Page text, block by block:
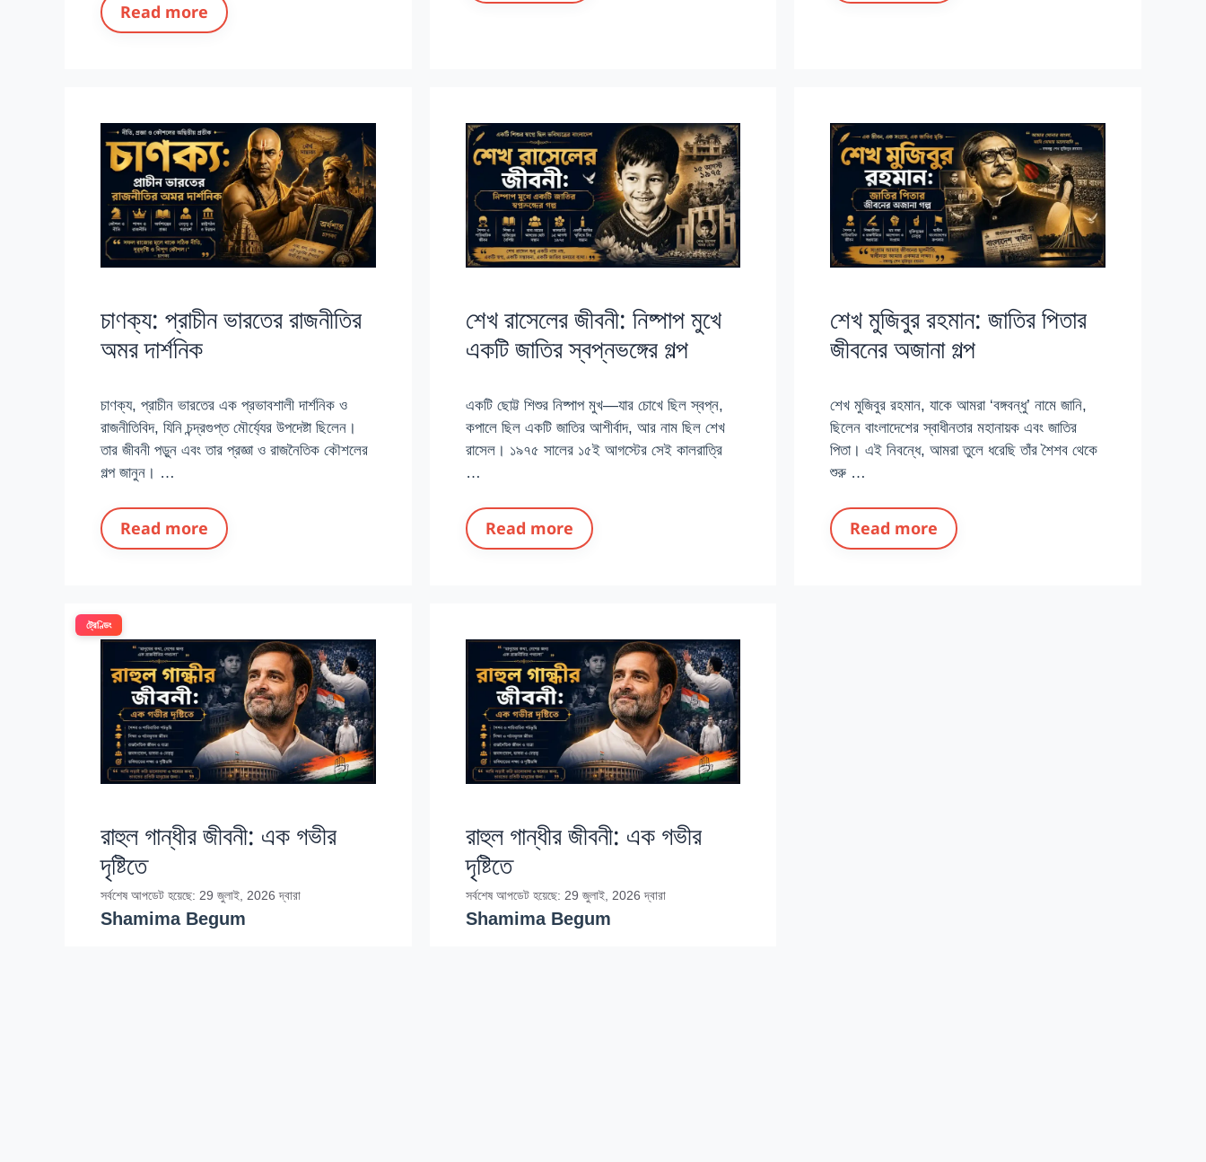
Read more
চাণক্য: প্রাচীন ভারতের রাজনীতির
অমর দার্শনিক
চাণক্য, প্রাচীন ভারতের এক প্রভাবশালী দার্শনিক ও
রাজনীতিবিদ, যিনি চন্দ্রগুপ্ত মৌর্য্যের উপদেষ্টা ছিলেন।
তার জীবনী পড়ুন এবং তার প্রজ্ঞা ও রাজনৈতিক কৌশলের
গল্প জানুন। …
Read more
শেখ রাসেলের জীবনী: নিষ্পাপ মুখে
একটি জাতির স্বপ্নভঙ্গের গল্প
একটি ছোট্ট শিশুর নিষ্পাপ মুখ—যার চোখে ছিল স্বপ্ন,
কপালে ছিল একটি জাতির আশীর্বাদ, আর নাম ছিল শেখ
রাসেল। ১৯৭৫ সালের ১৫ই আগস্টের সেই কালরাত্রি
…
Read more
শেখ মুজিবুর রহমান: জাতির পিতার
জীবনের অজানা গল্প
শেখ মুজিবুর রহমান, যাকে আমরা ‘বঙ্গবন্ধু’ নামে জানি,
ছিলেন বাংলাদেশের স্বাধীনতার মহানায়ক এবং জাতির
পিতা। এই নিবন্ধে, আমরা তুলে ধরেছি তাঁর শৈশব থেকে
শুরু …
Read more
রাহুল গান্ধীর জীবনী: এক গভীর
দৃষ্টিতে
সর্বশেষ আপডেট হয়েছে: 29 জুলাই, 2026দ্বারা
Shamima Begum
ট্রেণ্ডিং
রাহুল গান্ধীর জীবনী: এক গভীর
দৃষ্টিতে
সর্বশেষ আপডেট হয়েছে: 29 জুলাই, 2026দ্বারা
Shamima Begum